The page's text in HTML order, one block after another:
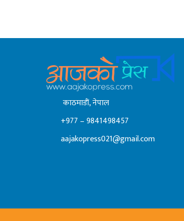
काठमाडाैं, नेपाल
+977 – 9841498457
aajakopress021@gmail.com